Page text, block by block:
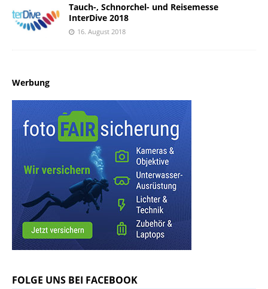
Tauch-, Schnorchel- und Reisemesse
InterDive 2018
16. August 2018
Werbung
FOLGE UNS BEI FACEBOOK